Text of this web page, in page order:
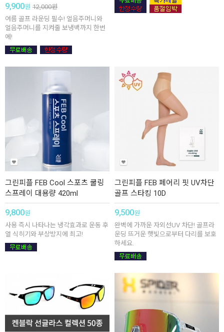
9,900원 12,000원
여름 골프 라운딩 필수! 얼음주머니와
얼음주머니를 지켜줄 보냉백까지 한번
에!
그린피플 FEB Cool 스포츠 쿨링
스프레이 대용량 420ml
9,800원
사용 즉시 나타나는 냉각효과로 운동 후
열 식히기와 부상방지에 최고!
그린피플 FEB 페어리 핏 UV차단
골프 스타킹 10D
9,500원
완벽에 가까운 자외선UV 차단! 골프라
운딩 뜨거운 햇빛으로부터 다리를 보호
하세요.